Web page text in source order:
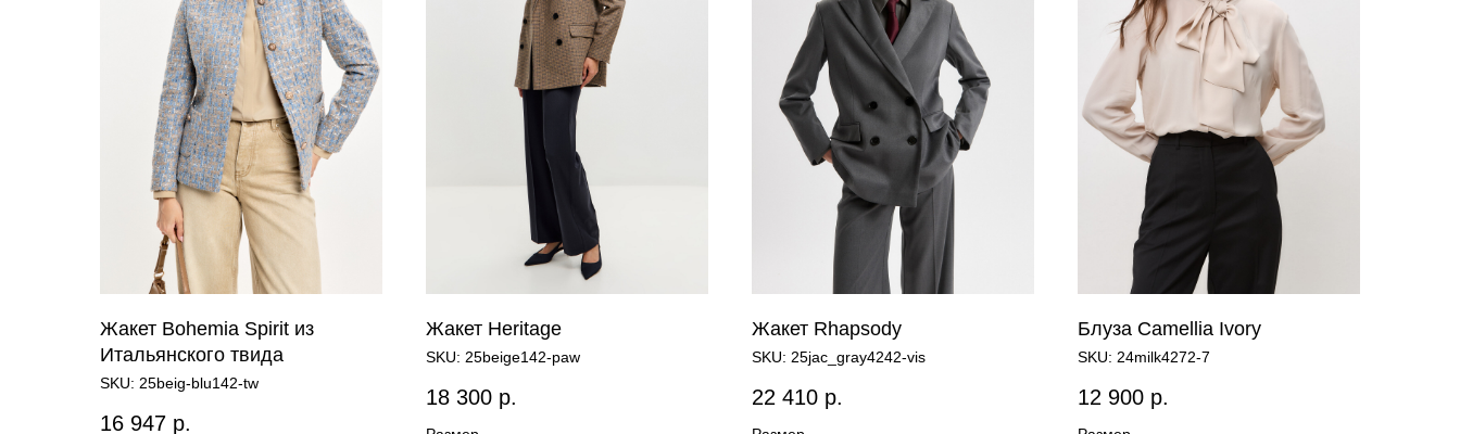
Жакет Bohemia Spirit из
Итальянского твида
SKU: 25beig-blu142-tw
16 947 р.
Жакет Heritage
SKU: 25beige142-paw
18 300 р.
Жакет Rhapsody
SKU: 25jac_gray4242-vis
22 410 р.
Блуза Camellia Ivory
SKU: 24milk4272-7
12 900 р.